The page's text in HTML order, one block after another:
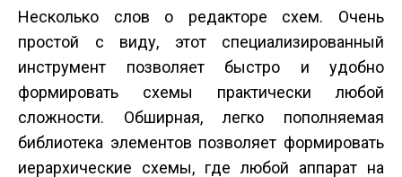
Несколько слов о редакторе схем. Очень
простой с виду, этот специализированный
инструмент позволяет быстро и удобно
формировать схемы практически любой
сложности. Обширная, легко пополняемая
библиотека элементов позволяет формировать
иерархические схемы, где любой аппарат на